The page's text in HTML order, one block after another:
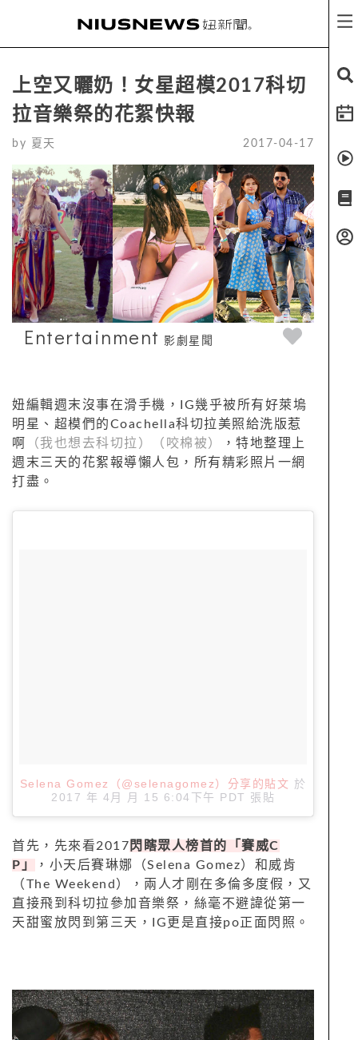
上空又曬奶！女星超模2017科切
拉音樂祭的花絮快報
by 夏天 2017-04-17
Entertainment 影劇星聞
妞編輯週末沒事在滑手機，IG幾乎被所有好萊塢
明星、超模們的Coachella科切拉美照給洗版惹
啊
（我也想去科切拉）（咬棉被）
，特地整理上
週末三天的花絮報導懶人包，所有精彩照片一網
打盡。
Selena Gomez（@selenagomez）分享的貼文 於
2017 年 4月 月 15 6:04下午 PDT 張貼
首先，先來看2017 閃瞎眾人榜首的「賽威C
P」
，小天后賽琳娜（Selena Gomez）和威肯
（The Weekend），兩人才剛在多倫多度假，又
直接飛到科切拉參加音樂祭，絲毫不避諱從第一
天甜蜜放閃到第三天，IG更是直接po正面閃照。